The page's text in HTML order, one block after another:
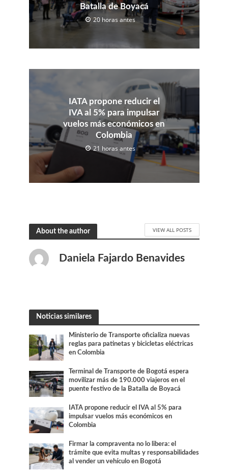
Batalla de Boyacá
20 horas antes
IATA propone reducir el
IVA al 5% para impulsar
vuelos más económicos en
Colombia
21 horas antes
About the author VIEW ALL POSTS
Daniela Fajardo Benavides
Noticias similares
Ministerio de Transporte oficializa nuevas
reglas para patinetas y bicicletas eléctricas
en Colombia
Terminal de Transporte de Bogotá espera
movilizar más de 190.000 viajeros en el
puente festivo de la Batalla de Boyacá
IATA propone reducir el IVA al 5% para
impulsar vuelos más económicos en
Colombia
Firmar la compraventa no lo libera: el
trámite que evita multas y responsabilidades
al vender un vehículo en Bogotá